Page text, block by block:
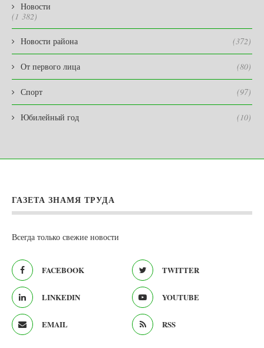
Новости
(1 382)
Новости района (372)
От первого лица (80)
Спорт (97)
Юбилейный год (10)
ГАЗЕТА ЗНАМЯ ТРУДА
Всегда только свежие новости
FACEBOOK TWITTER
LINKEDIN YOUTUBE
EMAIL RSS